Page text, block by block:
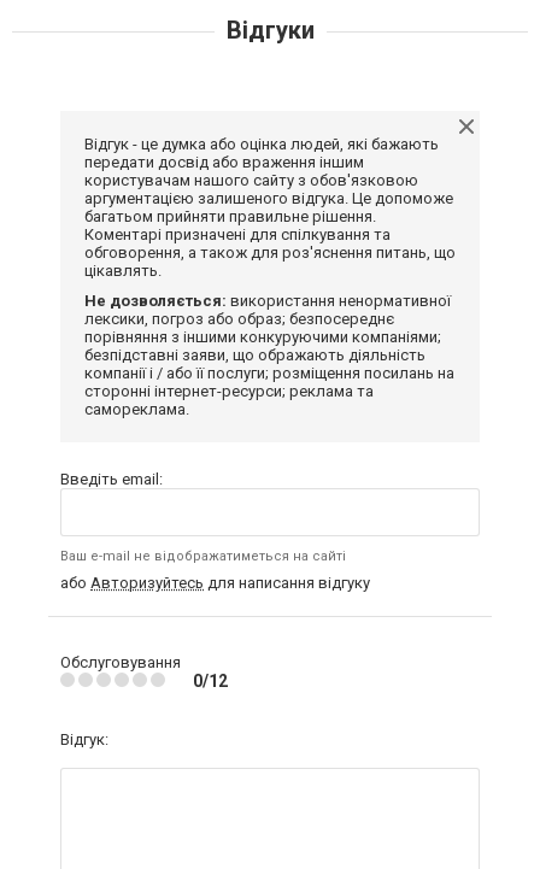
Відгуки
Відгук - це думка або оцінка людей, які бажають
передати досвід або враження іншим
користувачам нашого сайту з обов'язковою
аргументацією залишеного відгука. Це допоможе
багатьом прийняти правильне рішення.
Коментарі призначені для спілкування та
обговорення, а також для роз'яснення питань, що
цікавлять.
Не дозволяється: використання ненормативної
лексики, погроз або образ; безпосереднє
порівняння з іншими конкуруючими компаніями;
безпідставні заяви, що ображають діяльність
компанії і / або її послуги; розміщення посилань на
сторонні інтернет-ресурси; реклама та
самореклама.
Введіть email:
Ваш e-mail не відображатиметься на сайті
або Авторизуйтесь для написання відгуку
Обслуговування
0/12
Відгук: